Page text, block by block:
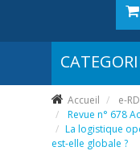
Accueil
e-
Revue n° 678
La logistique
est-elle globale ?